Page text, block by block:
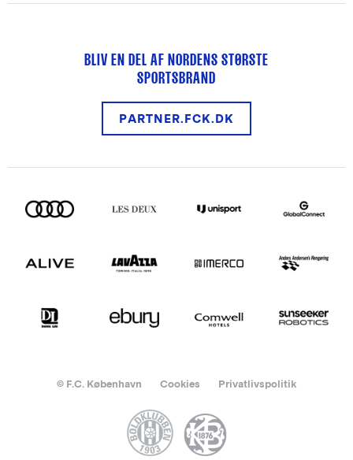
BLIV EN DEL AF NORDENS STØRSTE
SPORTSBRAND
PARTNER.FCK.DK
© F.C. København Cookies Privatlivspolitik